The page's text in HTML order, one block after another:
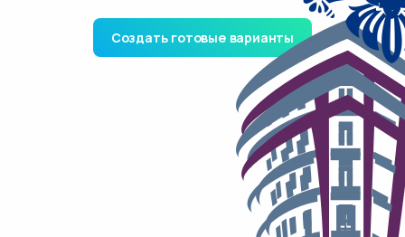
Создать готовые варианты